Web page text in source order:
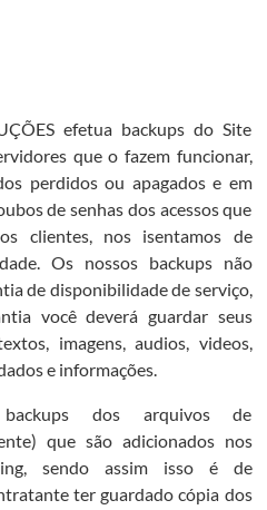
efetua backups do Site
que o fazem funcionar,
perdidos ou apagados e em
de senhas dos acessos que
clientes, nos isentamos de
Os nossos backups não
de disponibilidade de serviço,
você deverá guardar seus
imagens, audios, videos,
e informações.
dos arquivos de
que são adicionados nos
sendo assim isso é de
ter guardado cópia dos